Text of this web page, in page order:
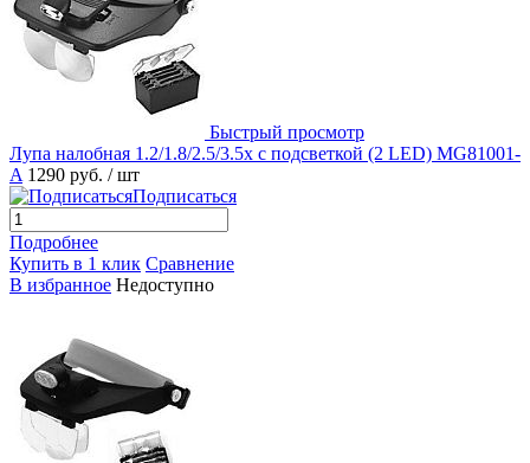
Быстрый просмотр
Лупа налобная 1.2/1.8/2.5/3.5x с подсветкой (2 LED) MG81001-
A 1290 руб. / шт
Подписаться
Подробнее
Купить в 1 клик Сравнение
В избранное Недоступно